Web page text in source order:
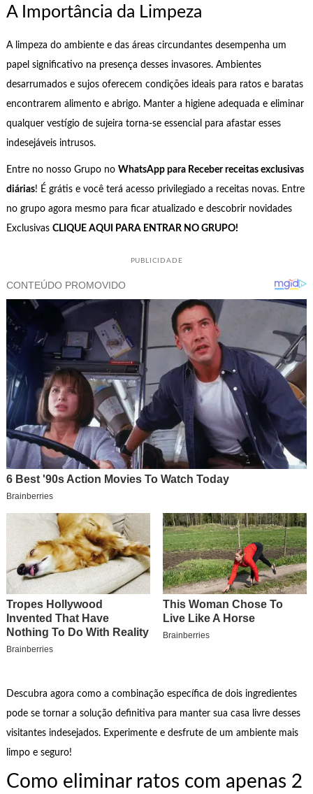
A Importância da Limpeza
A limpeza do ambiente e das áreas circundantes desempenha um
papel significativo na presença desses invasores. Ambientes
desarrumados e sujos oferecem condições ideais para ratos e baratas
encontrarem alimento e abrigo. Manter a higiene adequada e eliminar
qualquer vestígio de sujeira torna-se essencial para afastar esses
indesejáveis intrusos.
Entre no nosso Grupo no WhatsApp para Receber receitas exclusivas
diárias! É grátis e você terá acesso privilegiado a receitas novas. Entre
no grupo agora mesmo para ficar atualizado e descobrir novidades
Exclusivas CLIQUE AQUI PARA ENTRAR NO GRUPO!
PUBLICIDADE
Descubra agora como a combinação específica de dois ingredientes
pode se tornar a solução definitiva para manter sua casa livre desses
visitantes indesejados. Experimente e desfrute de um ambiente mais
limpo e seguro!
Como eliminar ratos com apenas 2